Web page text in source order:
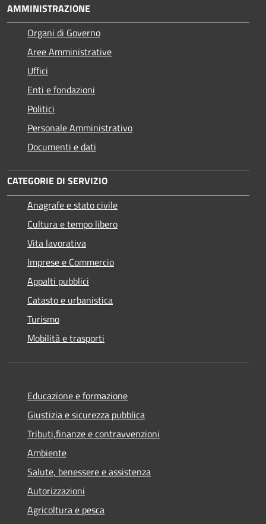
AMMINISTRAZIONE
Organi di Governo
Aree Amministrative
Uffici
Enti e fondazioni
Politici
Personale Amministrativo
Documenti e dati
CATEGORIE DI SERVIZIO
Anagrafe e stato civile
Cultura e tempo libero
Vita lavorativa
Imprese e Commercio
Appalti pubblici
Catasto e urbanistica
Turismo
Mobilità e trasporti
Educazione e formazione
Giustizia e sicurezza pubblica
Tributi,finanze e contravvenzioni
Ambiente
Salute, benessere e assistenza
Autorizzazioni
Agricoltura e pesca